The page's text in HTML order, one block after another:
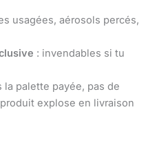
usagées, aérosols percés,
: invendables si tu
la palette payée, pas de
explose en livraison